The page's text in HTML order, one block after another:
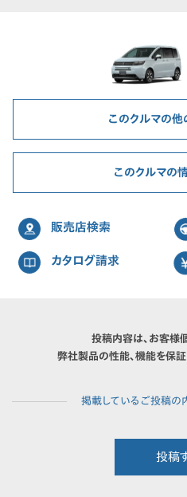
このクルマの他
このクルマの
販売店検索
カタログ請求
投稿内容は、お客様
弊社製品の性能、機能を保証
投稿